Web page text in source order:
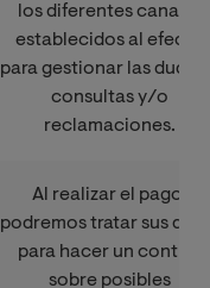
los diferentes canales
establecidos al efecto
para gestionar las dudas
consultas y/o
reclamaciones.
Al realizar el pago,
podremos tratar sus
para hacer un control
sobre posibles